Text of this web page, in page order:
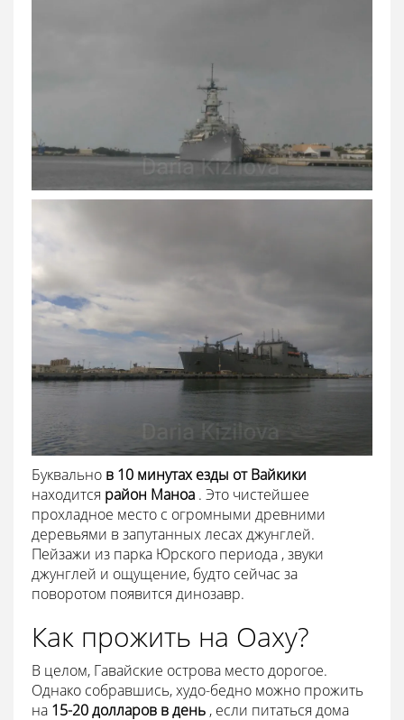
Буквально в 10 минутах езды от Вайкики
находится район Маноа . Это чистейшее
прохладное место с огромными древними
деревьями в запутанных лесах джунглей.
Пейзажи из парка Юрского периода , звуки
джунглей и ощущение, будто сейчас за
поворотом появится динозавр.
Как прожить на Оаху?
В целом, Гавайские острова место дорогое.
Однако собравшись, худо-бедно можно прожить
на 15-20 долларов в день , если питаться дома